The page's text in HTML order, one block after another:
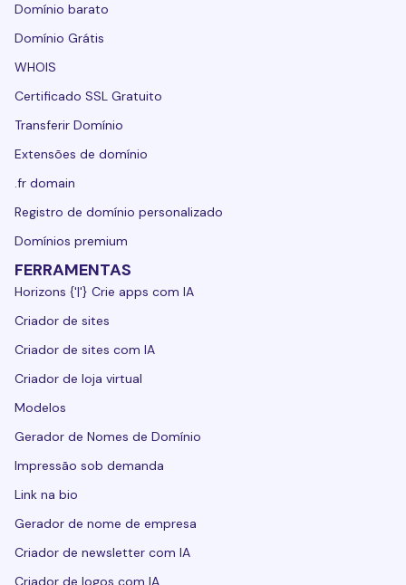
Domínio barato
Domínio Grátis
WHOIS
Certificado SSL Gratuito
Transferir Domínio
Extensões de domínio
.fr domain
Registro de domínio personalizado
Domínios premium
FERRAMENTAS
Horizons {'|'} Crie apps com IA
Criador de sites
Criador de sites com IA
Criador de loja virtual
Modelos
Gerador de Nomes de Domínio
Impressão sob demanda
Link na bio
Gerador de nome de empresa
Criador de newsletter com IA
Criador de logos com IA